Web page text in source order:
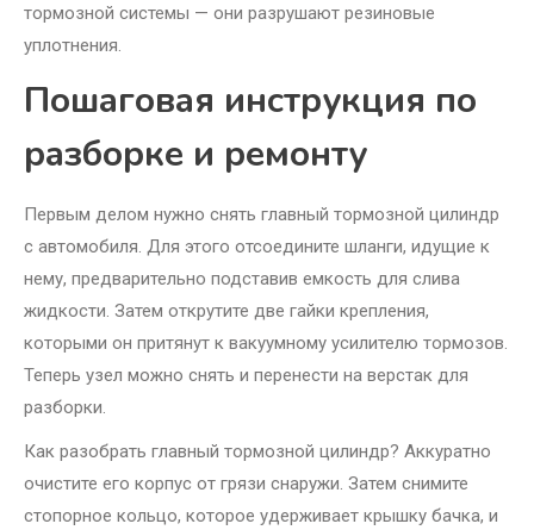
тормозной системы — они разрушают резиновые
уплотнения.
Пошаговая инструкция по
разборке и ремонту
Первым делом нужно снять главный тормозной цилиндр
с автомобиля. Для этого отсоедините шланги, идущие к
нему, предварительно подставив емкость для слива
жидкости. Затем открутите две гайки крепления,
которыми он притянут к вакуумному усилителю тормозов.
Теперь узел можно снять и перенести на верстак для
разборки.
Как разобрать главный тормозной цилиндр? Аккуратно
очистите его корпус от грязи снаружи. Затем снимите
стопорное кольцо, которое удерживает крышку бачка, и